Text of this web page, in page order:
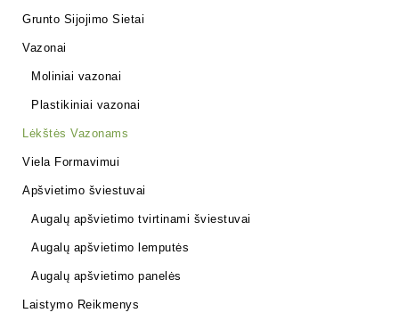
Grunto Sijojimo Sietai
Vazonai
Moliniai vazonai
Plastikiniai vazonai
Lėkštės Vazonams
Viela Formavimui
Apšvietimo šviestuvai
Augalų apšvietimo tvirtinami šviestuvai
Augalų apšvietimo lemputės
Augalų apšvietimo panelės
Laistymo Reikmenys